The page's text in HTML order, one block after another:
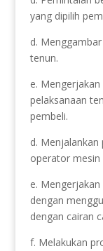
yang dipilih
d.
tenun.
e.
pelaksanaan
pembeli.
d. Menjalankan
operator mesin
e.
dengan
dengan cairan
f. Melakukan